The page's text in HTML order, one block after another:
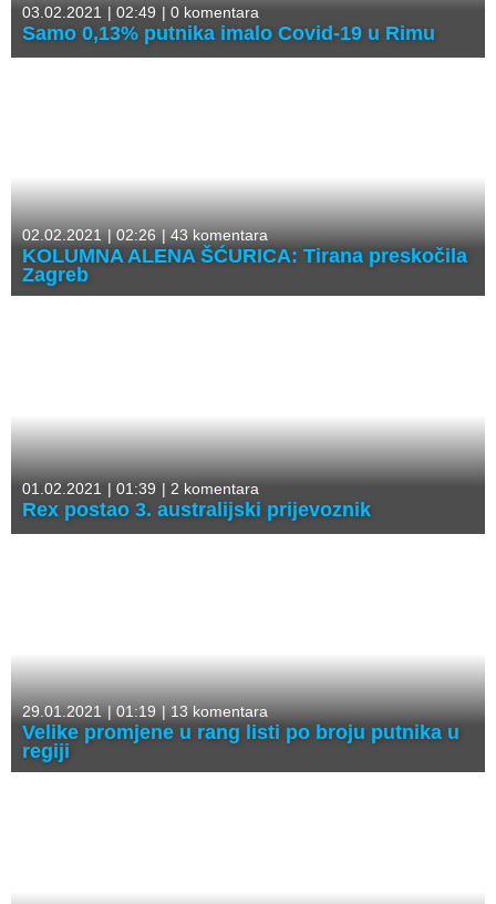
03.02.2021 | 02:49 | 0 komentara
Samo 0,13% putnika imalo Covid-19 u Rimu
02.02.2021 |02:26 |43 komentara
KOLUMNA ALENA ŠĆURICA: Tirana preskočila
Zagreb
01.02.2021 | 01:39 | 2 komentara
Rex postao 3. australijski prijevoznik
29.01.2021 |01:19 |13 komentara
Velike promjene u rang listi po broju putnika u
regiji